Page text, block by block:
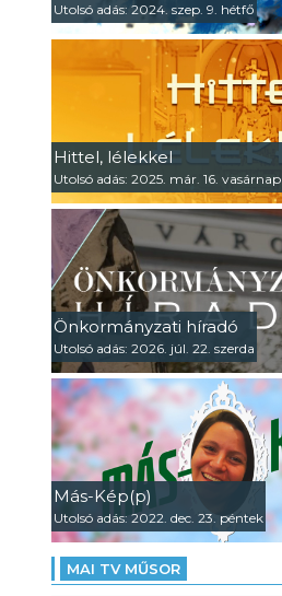
Utolsó adás: 2024. szep. 9. hétfő
Hittel, lélekkel
Utolsó adás: 2025. már. 16. vasárnap
Önkormányzati híradó
Utolsó adás: 2026. júl. 22. szerda
Más-Kép(p)
Utolsó adás: 2022. dec. 23. péntek
MAI TV MŰSOR